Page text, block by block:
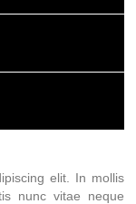
elit. In mollis
nunc vitae neque